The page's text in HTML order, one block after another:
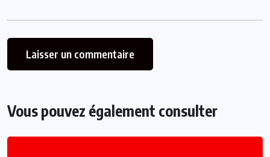
Vous pouvez également consulter